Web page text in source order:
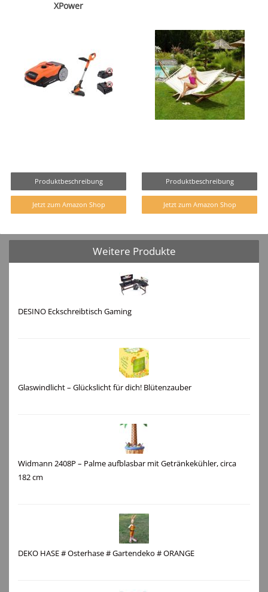
XPower
Produktbeschreibung
Jetzt zum Amazon Shop
Produktbeschreibung
Jetzt zum Amazon Shop
Weitere Produkte
DESINO Eckschreibtisch Gaming
Glaswindlicht – Glückslicht für dich! Blütenzauber
Widmann 2408P – Palme aufblasbar mit Getränkekühler, circa
182 cm
DEKO HASE # Osterhase # Gartendeko # ORANGE